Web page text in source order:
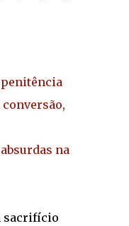
penitência
conversão,
na
sacrifício